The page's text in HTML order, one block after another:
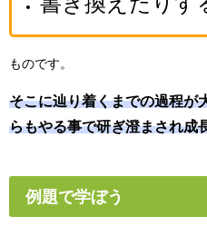
ものです。
そこに辿り着くまでの過程が
らもやる事で研ぎ澄まされ成
例題で学ぼう